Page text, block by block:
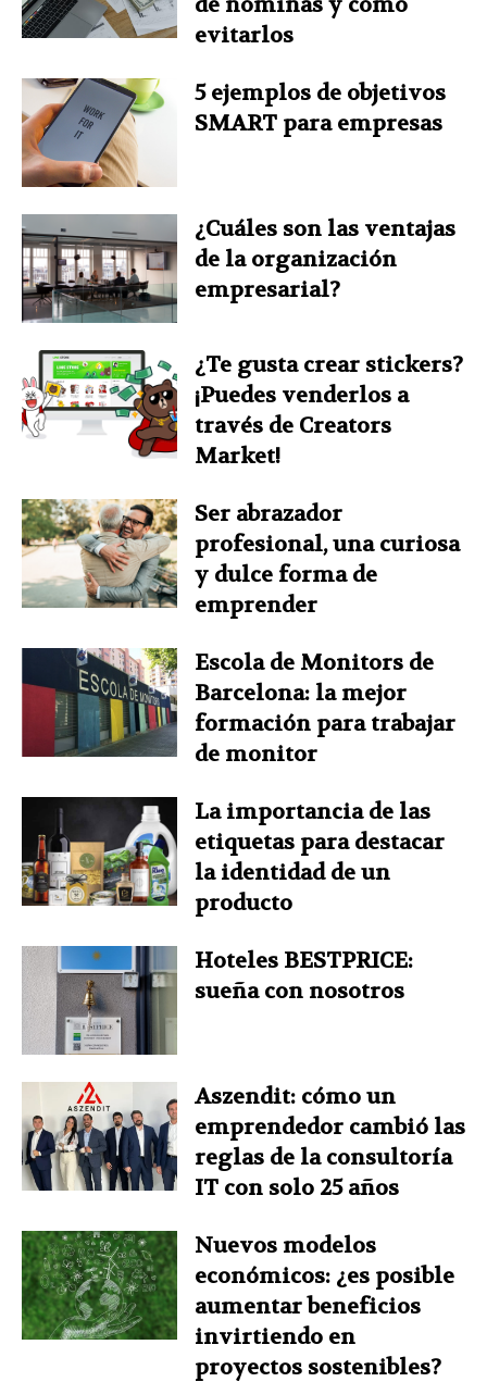
evitarlos
5 ejemplos de objetivos
SMART para empresas
¿Cuáles son las ventajas
de la organización
empresarial?
¿Te gusta crear stickers?
¡Puedes venderlos a
través de Creators
Market!
Ser abrazador
profesional, una curiosa
y dulce forma de
emprender
Escola de Monitors de
Barcelona: la mejor
formación para trabajar
de monitor
La importancia de las
etiquetas para destacar
la identidad de un
producto
Hoteles BESTPRICE:
sueña con nosotros
Aszendit: cómo un
emprendedor cambió las
reglas de la consultoría
IT con solo 25 años
Nuevos modelos
económicos: ¿es posible
aumentar beneficios
invirtiendo en
proyectos sostenibles?